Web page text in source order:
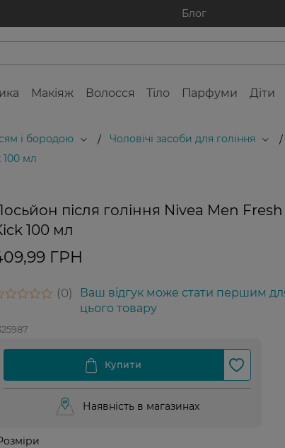
Блог
Макіяж Волосся Тіло Парфуми Діти
і бородою / Чоловічі засоби для гоління /
100 мл
після гоління Nivea Men Fresh
100 мл
ГРН
0
Ваш відгук може стати першим
цього товару
Наявність в магазинах